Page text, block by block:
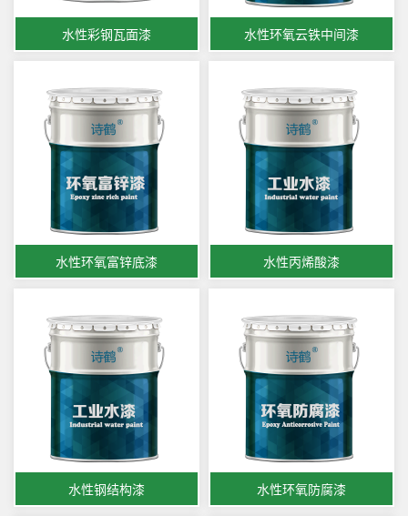
水性彩钢瓦面漆 水性环氧云铁中间漆
水性环氧富锌底漆 水性丙烯酸漆
水性钢结构漆 水性环氧防腐漆